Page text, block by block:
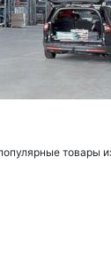
товары